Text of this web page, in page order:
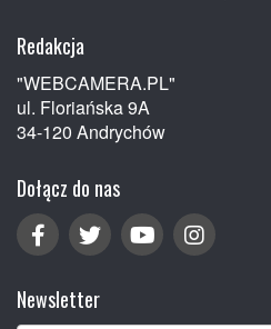
Redakcja
"WEBCAMERA.PL"
ul. Floriańska 9A
34-120 Andrychów
Dołącz do nas
Newsletter